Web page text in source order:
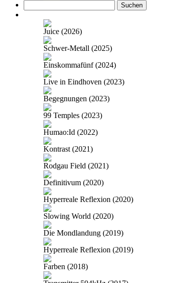
nach:
Juice (2026)
Schwer-Metall (2025)
Einskommafünf (2024)
Live in Eindhoven (2023)
Begegnungen (2023)
99 Temples (2023)
Humao:Id (2022)
Kontrast (2021)
Rodgau Field (2021)
Definitivum (2020)
Hyperreale Reflexion (2020)
Slowing World (2020)
Die Mondlandung (2019)
Hyperreale Reflexion (2019)
Farben (2018)